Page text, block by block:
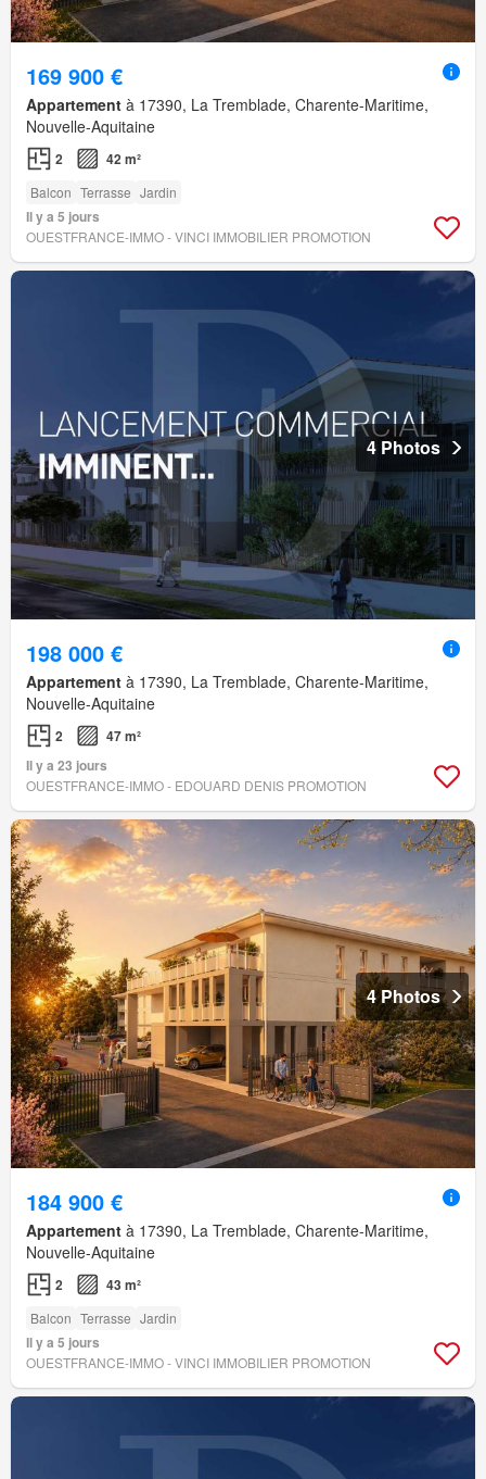
169 900 €
Appartement à 17390, La Tremblade, Charente-Maritime,
Nouvelle-Aquitaine
2 42 m²
Balcon Terrasse Jardin
Il y a 5 jours
OUESTFRANCE-IMMO - VINCI IMMOBILIER PROMOTION
4 Photos
198 000 €
Appartement à 17390, La Tremblade, Charente-Maritime,
Nouvelle-Aquitaine
2
47 m²
Il y a 23 jours
OUESTFRANCE-IMMO - EDOUARD DENIS PROMOTION
4 Photos
184 900 €
Appartement à 17390, La Tremblade, Charente-Maritime,
Nouvelle-Aquitaine
2 43 m²
Balcon Terrasse Jardin
Il y a 5 jours
OUESTFRANCE-IMMO - VINCI IMMOBILIER PROMOTION